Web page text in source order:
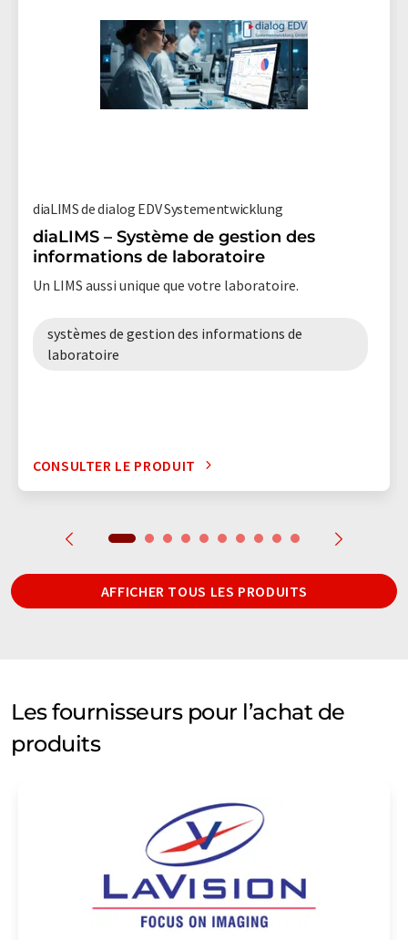
diaLIMS de dialog EDV Systementwicklung
diaLIMS – Système de gestion des
informations de laboratoire
Un LIMS aussi unique que votre laboratoire.
systèmes de gestion des informations de
laboratoire
CONSULTER LE PRODUIT
AFFICHER TOUS LES PRODUITS
Les fournisseurs pour l’achat de
produits